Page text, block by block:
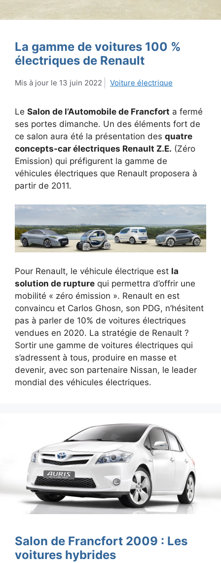
La gamme de voitures 100 %
électriques de Renault
13 juin 2022 Voiture électrique
Le Salon de l’Automobile de Francfort a fermé
ses portes dimanche. Un des éléments fort de
ce salon aura été la présentation des quatre
concepts-car électriques Renault Z.E. (Zéro
Emission) qui préfigurent la gamme de
véhicules électriques que Renault proposera à
partir de 2011.
Pour Renault, le véhicule électrique est la
solution de rupture qui permettra d’offrir une
mobilité « zéro émission ». Renault en est
convaincu et Carlos Ghosn, son PDG, n’hésitent
pas à parler de 10% de voitures électriques
vendues en 2020. La stratégie de Renault ?
Sortir une gamme de voitures électriques qui
s’adressent à tous, produire en masse et
devenir, avec son partenaire Nissan, le leader
mondial des véhicules électriques.
Salon de Francfort 2009 : Les
voitures hybrides